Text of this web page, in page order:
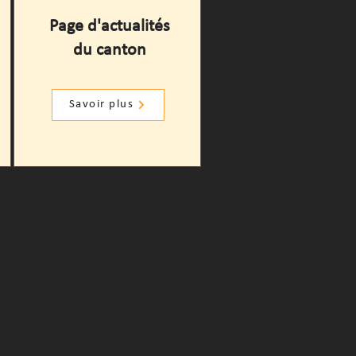
Page d'actualités
du canton
Savoir plus